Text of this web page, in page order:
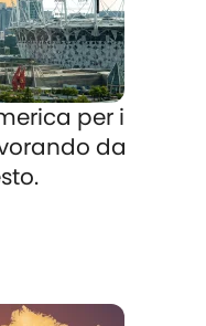
per i
da